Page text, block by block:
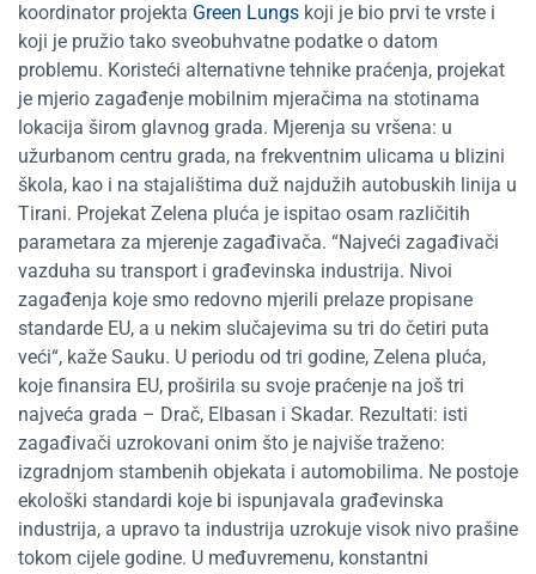
koordinator projekta Green Lungs koji je bio prvi te vrste i
koji je pružio tako sveobuhvatne podatke o datom
problemu. Koristeći alternativne tehnike praćenja, projekat
je mjerio zagađenje mobilnim mjeračima na stotinama
lokacija širom glavnog grada. Mjerenja su vršena: u
užurbanom centru grada, na frekventnim ulicama u blizini
škola, kao i na stajalištima duž najdužih autobuskih linija u
Tirani. Projekat Zelena pluća je ispitao osam različitih
parametara za mjerenje zagađivača. “Najveći zagađivači
vazduha su transport i građevinska industrija. Nivoi
zagađenja koje smo redovno mjerili prelaze propisane
standarde EU, a u nekim slučajevima su tri do četiri puta
veći“, kaže Sauku. U periodu od tri godine, Zelena pluća,
koje finansira EU, proširila su svoje praćenje na još tri
najveća grada – Drač, Elbasan i Skadar. Rezultati: isti
zagađivači uzrokovani onim što je najviše traženo:
izgradnjom stambenih objekata i automobilima. Ne postoje
ekološki standardi koje bi ispunjavala građevinska
industrija, a upravo ta industrija uzrokuje visok nivo prašine
tokom cijele godine. U međuvremenu, konstantni